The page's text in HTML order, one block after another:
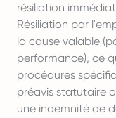
résiliation
Résiliation par
la cause valable
performance), ce
procédures
préavis statutaire
une indemnité de